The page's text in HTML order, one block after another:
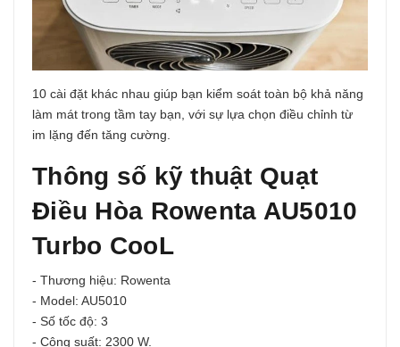
10 cài đặt khác nhau giúp bạn kiểm soát toàn bộ khả năng
làm mát trong tầm tay bạn, với sự lựa chọn điều chỉnh từ
im lặng đến tăng cường.
Thông số kỹ thuật Quạt
Điều Hòa Rowenta AU5010
Turbo CooL
- Thương hiệu: Rowenta
- Model: AU5010
- Số tốc độ: 3
- Công suất: 2300 W.